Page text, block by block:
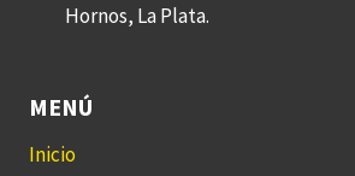
Hornos, La Plata.
MENÚ
Inicio